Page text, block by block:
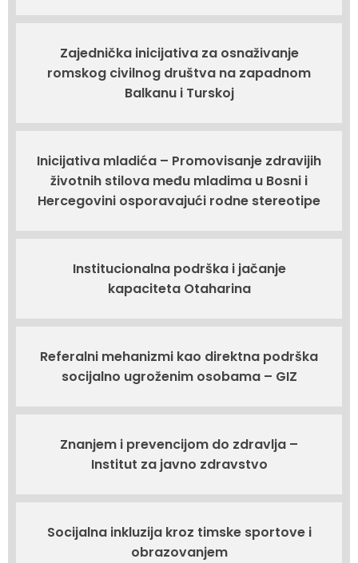
Zajednička inicijativa za osnaživanje
romskog civilnog društva na zapadnom
Balkanu i Turskoj
Inicijativa mladića – Promovisanje zdravijih
životnih stilova među mladima u Bosni i
Hercegovini osporavajući rodne stereotipe
Institucionalna podrška i jačanje
kapaciteta Otaharina
Referalni mehanizmi kao direktna podrška
socijalno ugroženim osobama – GIZ
Znanjem i prevencijom do zdravlja –
Institut za javno zdravstvo
Socijalna inkluzija kroz timske sportove i
obrazovanjem